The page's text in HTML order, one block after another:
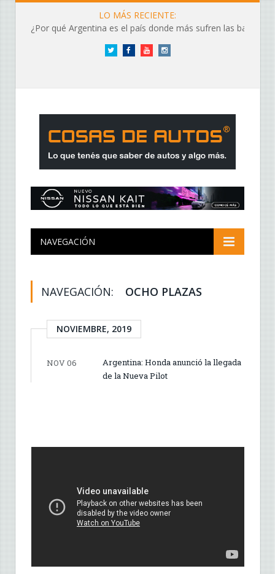
LO MÁS RECIENTE:
¿Por qué Argentina es el país donde más sufren las baterías?
Twitter FacebookYouTubeInstagram
NAVEGACIÓN
NAVEGACIÓN: OCHO PLAZAS
NOVIEMBRE, 2019
NOV 06
Argentina: Honda anunció la llegada
de la Nueva Pilot